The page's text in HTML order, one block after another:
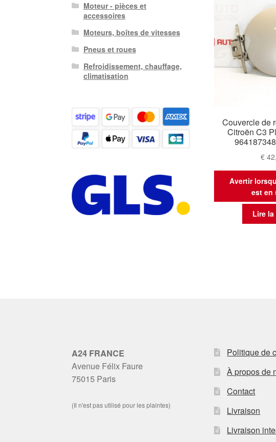
Couvercle de
Citroën C3
€
Avertir
est en
Lire
Moteur - pièces et
accessoires
Moteurs, boîtes de vitesses
Pneus et roues
Refroidissement, chauffage,
climatisation
A24 FRANCE
Avenue Félix Faure
75015 Paris
(Il n'est pas utilisé pour les plaintes)
Politique de
À propos de
Contact
Livraison
Livraison